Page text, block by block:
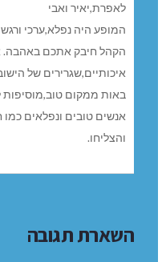
לאפרת,יאיר ואבי
המופע היה נפלא,ערכי
הקהל חיבק אתכם באהבה.
איכותיים,שגרירים של
באות ממקום טוב,מוסיפות
והצליחו.
השארת תגובה